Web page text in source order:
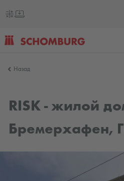
Назад
RISK - жилой
Бремерхафен,